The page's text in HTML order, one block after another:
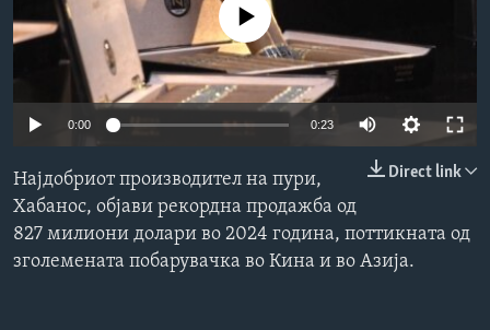
ИНТЕРВЈУА
Јазици
360p
No media source currently available
0:00 0:23
240p
480p
720p
Direct link
Најдобриот производител на пури,
Хабанос, објави рекордна продажба од
827 милиони долари во 2024 година, поттикната од
зголемената побарувачка во Кина и во Азија.